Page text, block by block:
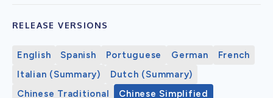
RELEASE VERSIONS
English Spanish Portuguese German
French
Italian (Summary)
Dutch (Summary)
Chinese Traditional
Chinese Simplified